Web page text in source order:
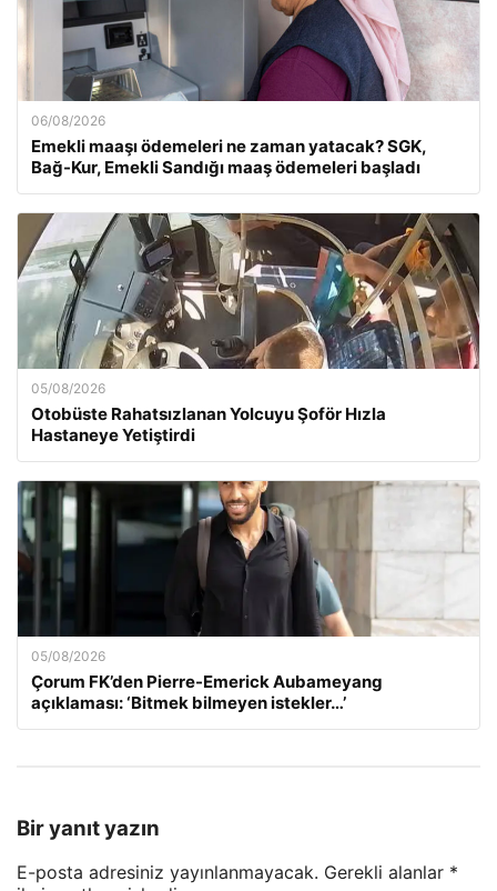
06/08/2026
Emekli maaşı ödemeleri ne zaman yatacak? SGK,
Bağ-Kur, Emekli Sandığı maaş ödemeleri başladı
05/08/2026
Otobüste Rahatsızlanan Yolcuyu Şoför Hızla
Hastaneye Yetiştirdi
05/08/2026
Çorum FK’den Pierre-Emerick Aubameyang
açıklaması: ‘Bitmek bilmeyen istekler…’
Bir yanıt yazın
E-posta adresiniz yayınlanmayacak. Gerekli alanlar *